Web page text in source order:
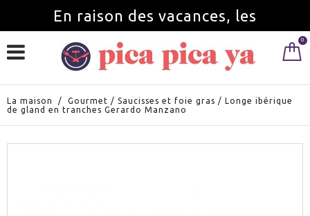
En raison des vacances, les
commandes seront servies à partir du 0
La maison / Gourmet / Saucisses et foie gras / Longe ibérique
de gland en tranches Gerardo Manzano